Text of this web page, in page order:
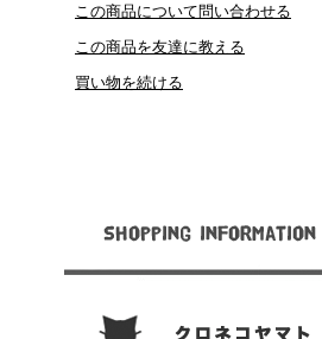
この商品について問い合わせる
この商品を友達に教える
買い物を続ける